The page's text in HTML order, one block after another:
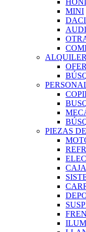
MINI
AUDI
PIEZAS